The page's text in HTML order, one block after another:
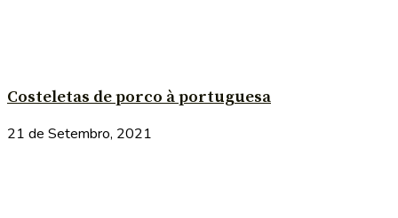
Costeletas de porco à portuguesa
21 de Setembro, 2021